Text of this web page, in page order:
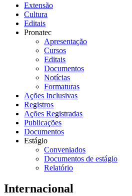
Extensão
Cultura
Editais
Pronatec
Apresentação
Cursos
Editais
Documentos
Notícias
Formaturas
Ações Inclusivas
Registros
Ações Registradas
Publicações
Documentos
Estágio
Conveniados
Documentos de estágio
Relatório
Internacional